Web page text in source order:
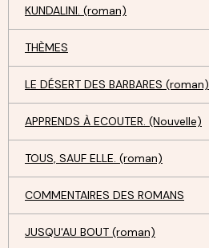
KUNDALINI. (roman)
THÈMES
LE DÉSERT DES BARBARES (roman)
APPRENDS À ECOUTER. (Nouvelle)
TOUS, SAUF ELLE. (roman)
COMMENTAIRES DES ROMANS
JUSQU'AU BOUT (roman)